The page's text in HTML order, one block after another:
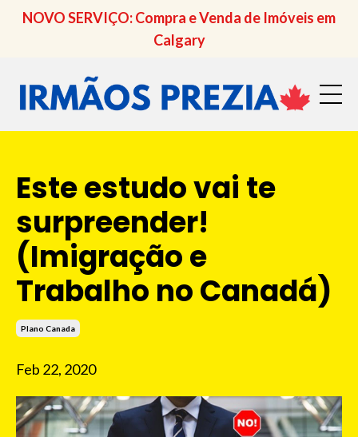
NOVO SERVIÇO: Compra e Venda de Imóveis em
Calgary
Este estudo vai te
surpreender!
(Imigração e
Trabalho no Canadá)
Plano Canada
Feb 22, 2020